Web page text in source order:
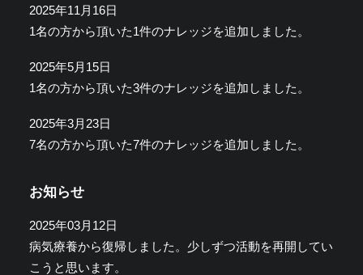
2025年11月16日
1名の方から頂いた1件のナレッジを追加しました。
2025年5月15日
1名の方から頂いた3件のナレッジを追加しました。
2025年3月23日
7名の方から頂いた7件のナレッジを追加しました。
お知らせ
2025年03月12日
病気療養から復帰しました。少しずつ活動を再開してい
こうと思います。